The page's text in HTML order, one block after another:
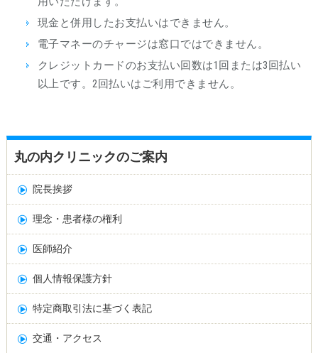
現金と併用したお支払いはできません。
電子マネーのチャージは窓口ではできません。
クレジットカードのお支払い回数は1回または3回払い
以上です。2回払いはご利用できません。
丸の内クリニックのご案内
院長挨拶
理念・患者様の権利
医師紹介
個人情報保護方針
特定商取引法に基づく表記
交通・アクセス